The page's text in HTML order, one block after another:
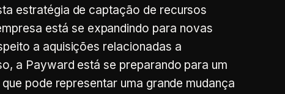
estratégia de captação de recursos
está se expandindo para novas
a aquisições relacionadas a
a Payward está se preparando para um
pode representar uma grande mudança